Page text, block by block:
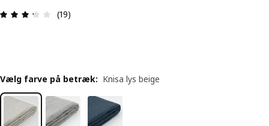
Anmeldelse: 3.3 Ud af 5 Stjerner. Anmeldelser i
(19)
Vælg farve på betræk: Knisa lys beige